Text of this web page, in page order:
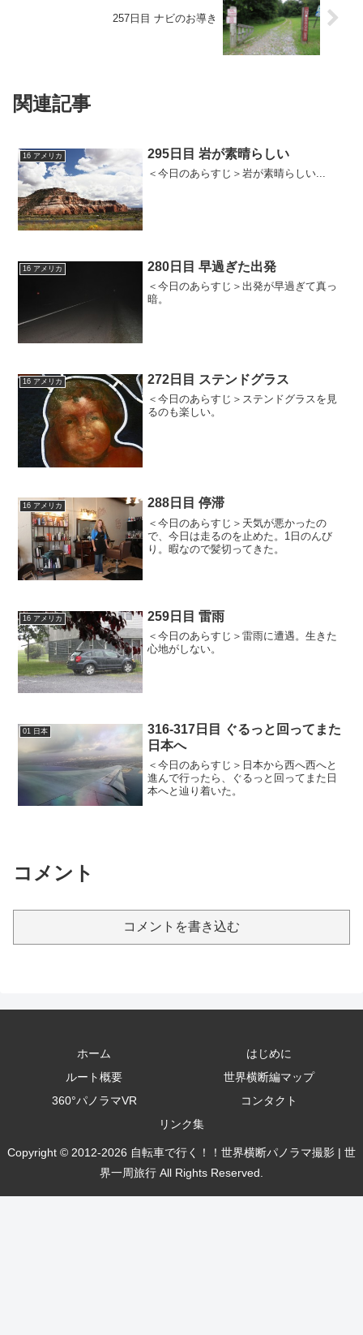
257日目 ナビのお導き
関連記事
16 アメリカ 295日目 岩が素晴らしい
＜今日のあらすじ＞岩が素晴らしい...
16 アメリカ 280日目 早過ぎた出発
＜今日のあらすじ＞出発が早過ぎて真っ
暗。
16 アメリカ 272日目 ステンドグラス
＜今日のあらすじ＞ステンドグラスを見
るのも楽しい。
16 アメリカ 288日目 停滞
＜今日のあらすじ＞天気が悪かったの
で、今日は走るのを止めた。1日のんび
り。暇なので髪切ってきた。
16 アメリカ 259日目 雷雨
＜今日のあらすじ＞雷雨に遭遇。生きた
心地がしない。
01 日本
316-317日目 ぐるっと回ってまた
日本へ
＜今日のあらすじ＞日本から西へ西へと
進んで行ったら、ぐるっと回ってまた日
本へと辿り着いた。
コメント
コメントを書き込む
ホーム
はじめに
ルート概要
世界横断編マップ
360°パノラマVR
コンタクト
リンク集
Copyright © 2012-2026 自転車で行く！！世界横断パノラマ撮影 | 世
界一周旅行 All Rights Reserved.